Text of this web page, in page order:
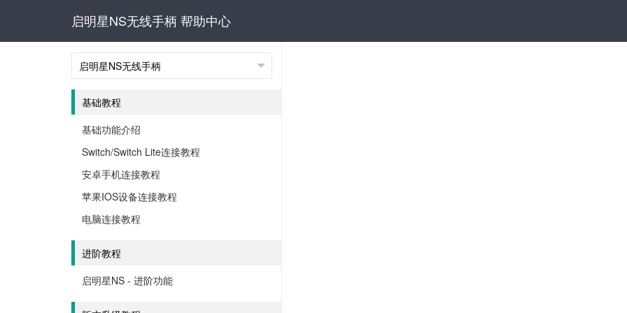
启明星NS无线手柄 帮助中心
基础教程
基础功能介绍
Switch/Switch Lite连接教程
安卓手机连接教程
苹果IOS设备连接教程
电脑连接教程
进阶教程
启明星NS - 进阶功能